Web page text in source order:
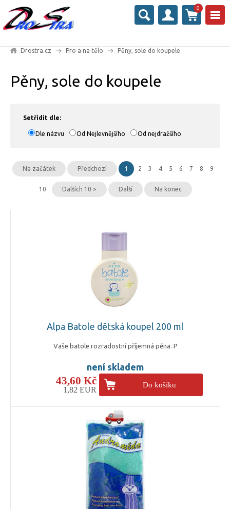
0
Drostra.cz Pro a na tělo Pěny, sole do koupele
Pěny, sole do koupele
Setřídit dle:
Dle názvu Od Nejlevnějšího Od nejdražšího
Na začátek Předchozí 1 2 3 4 5 6 7 8 9
10 Dalších 10 > Další Na konec
Alpa Batole dětská koupel 200 ml
Vaše batole rozradostní příjemná pěna. P
není skladem
43,60 Kč
1,82 EUR
Do košíku